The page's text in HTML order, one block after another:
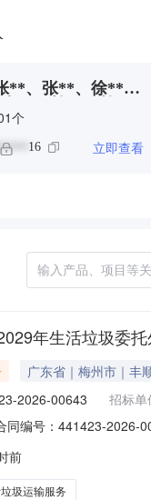
**、张**、徐**、
**、赖**、郑**、
个
16 立即查看
年生活垃圾委托
广东省｜梅州市｜丰
2026-00643 招标单
同编号：441423-2026-
）城市环境管理有限公
前
圾运输服务